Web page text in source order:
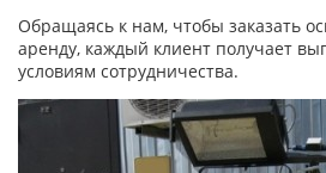
Обращаясь к нам, чтобы заказать
аренду, каждый клиент получает
условиям сотрудничества.